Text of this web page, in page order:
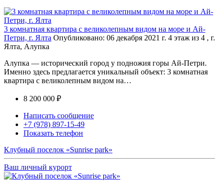
3 комнатная квартира с великолепным видом на море и Ай-
Петри, г. Ялта Опубликовано: 06 декабря 2021 г. 4 этаж из 4 , г.
Ялта, Алупка
Алупка — исторический город у подножия горы Ай-Петри.
Именно здесь предлагается уникальный объект: 3 комнатная
квартира с великолепным видом на…
8 200 000 ₽
Написать сообщение
+7 (978) 897-15-49
Показать телефон
Клубный поселок «Sunrise park»
Ваш личный курорт